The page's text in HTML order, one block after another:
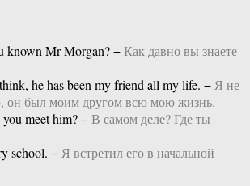
known Mr Morgan? −Как давно вы знаете
he has been my friend all my life. − Я не
он был моим другом всю мою жизнь.
meet him? −В самом деле? Где ты
school. − Я встретил его в начальной